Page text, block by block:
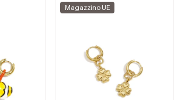
Magazzino UE